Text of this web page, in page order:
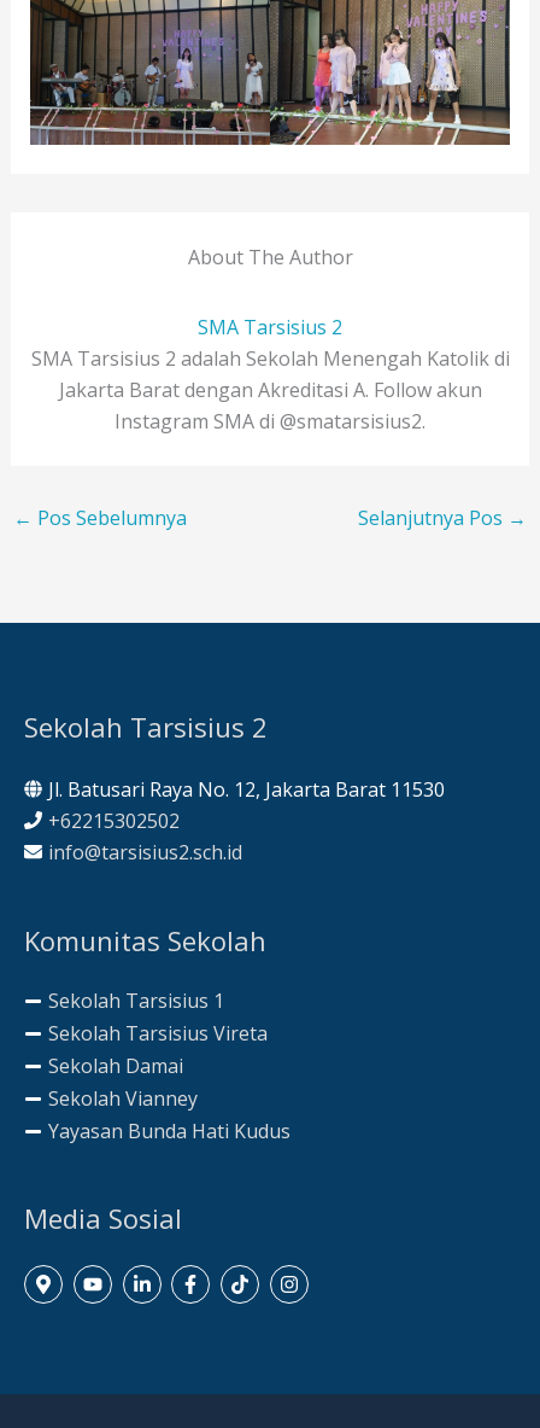
About The Author
SMA Tarsisius 2
SMA Tarsisius 2 adalah Sekolah Menengah Katolik di
Jakarta Barat dengan Akreditasi A. Follow akun
Instagram SMA di @smatarsisius2.
← Pos Sebelumnya Selanjutnya Pos →
Sekolah Tarsisius 2
Jl. Batusari Raya No. 12, Jakarta Barat 11530
+62215302502
info@tarsisius2.sch.id
Komunitas Sekolah
Sekolah Tarsisius 1
Sekolah Tarsisius Vireta
Sekolah Damai
Sekolah Vianney
Yayasan Bunda Hati Kudus
Media Sosial